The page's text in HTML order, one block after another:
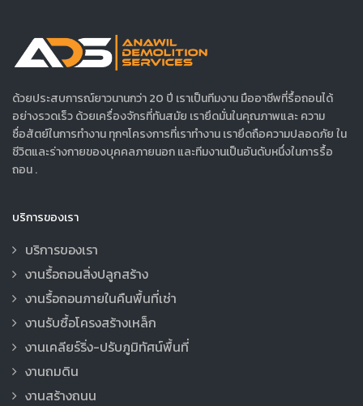
ด้วยประสบการณ์ยาวนานกว่า 20 ปี เราเป็นทีมงาน มืออาชีพที่รื้อถอนได้
อย่างรวดเร็ว ด้วยเครื่องจักรที่ทันสมัย เรายึดมั่นในคุณภาพและ ความ
ซื่อสัตย์ในการทำงาน ทุกๆโครงการที่เราทำงาน เรายึดถือความปลอดภัย ใน
ชีวิตและร่างกายของบุคคลภายนอก และทีมงานเป็นอันดับหนึ่งในการรื้อ
ถอน .
บริการของเรา
บริการของเรา
งานรื้อถอนสิ่งปลูกสร้าง
งานรื้อถอนภายในคืนพื้นที่เช่า
งานรับซื้อโครงสร้างเหล็ก
งานเคลียร์ริ่ง-ปรับภูมิทัศน์พื้นที่
งานถมดิน
งานสร้างถนน